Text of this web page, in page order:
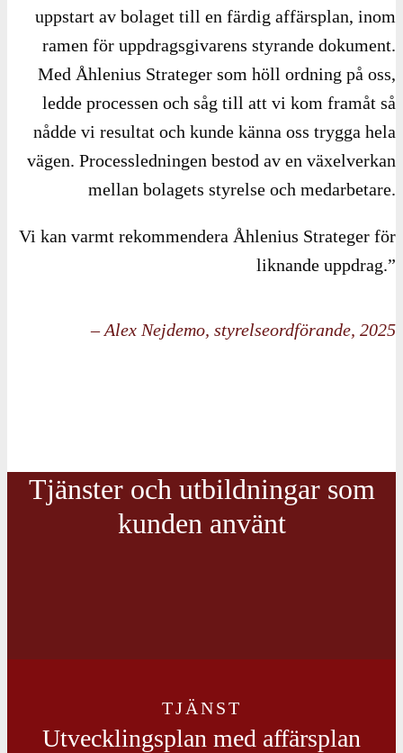
uppstart av bolaget till en färdig affärsplan, inom
ramen för uppdragsgivarens styrande dokument.
Med Åhlenius Strateger som höll ordning på oss,
ledde processen och såg till att vi kom framåt så
nådde vi resultat och kunde känna oss trygga hela
vägen. Processledningen bestod av en växelverkan
mellan bolagets styrelse och medarbetare.
Vi kan varmt rekommendera Åhlenius Strateger för
liknande uppdrag.”
– Alex Nejdemo, styrelseordförande, 2025
Tjänster och utbildningar som
kunden använt
TJÄNST
Utvecklingsplan med affärsplan